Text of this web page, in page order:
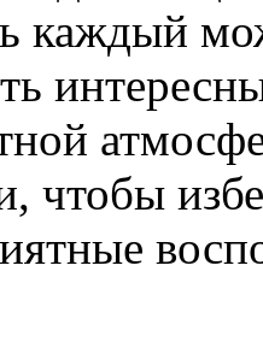
каждый
чтобы